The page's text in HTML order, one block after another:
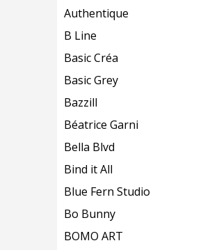
Authentique
B Line
Basic Créa
Basic Grey
Bazzill
Béatrice Garni
Bella Blvd
Bind it All
Blue Fern Studio
Bo Bunny
BOMO ART